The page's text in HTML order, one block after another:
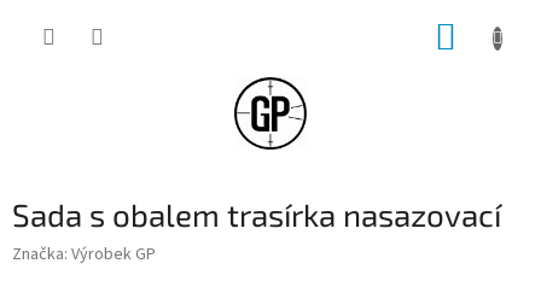
Sada s obalem trasírka nasazovací
Značka: Výrobek GP